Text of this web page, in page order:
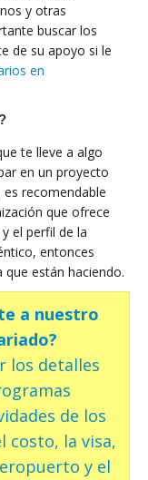
y otras
buscar los
de su apoyo si le
en
te lleve a algo
en un proyecto
recomendable
que ofrece
el perfil de la
entonces
están haciendo.
a nuestro
los detalles
de los
costo, la visa,
y el